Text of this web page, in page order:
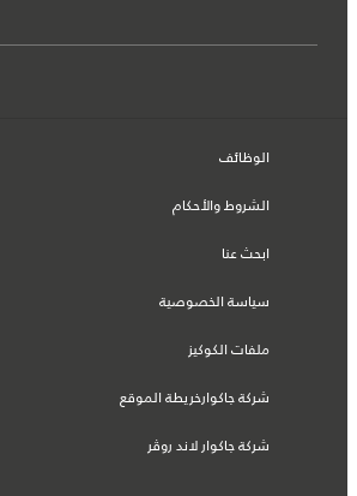
الوظائف
الشروط والأحكام
ابحث عنا
سياسة الخصوصية
ملفات الكوكيز
شركة جاكوارخريطة الموقع
شركة جاكوار لاند روڤر